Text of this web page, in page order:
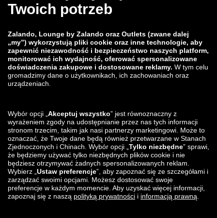
zalando-lounge.co.uk
zalando-prive.es zalando-lounge.cz
zalando-lounge.lt zalando-lounge.sk
zalando-lounge.ro zalando-lounge.hr
zalando-lounge.lu zalando-lounge.ee
zalando-lounge.lv zalando-lounge.no
Znajdziesz nas
na